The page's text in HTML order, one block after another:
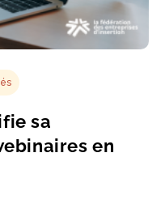
sa
en